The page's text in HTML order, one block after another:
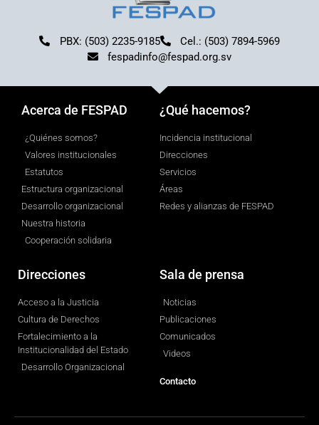
PBX: (503) 2235-9185
Cel.: (503) 7894-5969
fespadinfo@fespad.org.sv
Acerca de FESPAD
¿Quiénes somos?
Valores institucionales
Estatutos
Estructura organizacional
Desarrollo organizacional
Nuestra historia
Cooperación solidaria
¿Qué hacemos?
Incidencia institucional
Direcciones
Servicios
Áreas
Redes y alianzas de FESPAD
Direcciones
Acceso a la Justicia
Cultura de Derechos
Fortalecimiento a la
Institucionalidad del Estado
Desarrollo Organizacional
Sala de prensa
Noticias
Publicaciones
Comunicados
Videos
Contacto